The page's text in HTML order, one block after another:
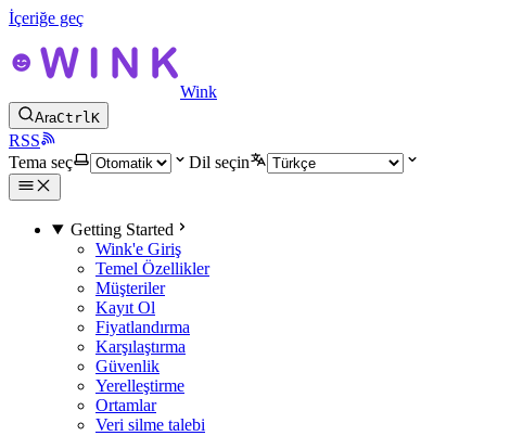
İçeriğe geç
Wink
AraCtrlK
RSS
Tema seç
Dil seçin
Getting Started
Wink'e Giriş
Temel Özellikler
Müşteriler
Kayıt Ol
Fiyatlandırma
Karşılaştırma
Güvenlik
Yerelleştirme
Ortamlar
Veri silme talebi